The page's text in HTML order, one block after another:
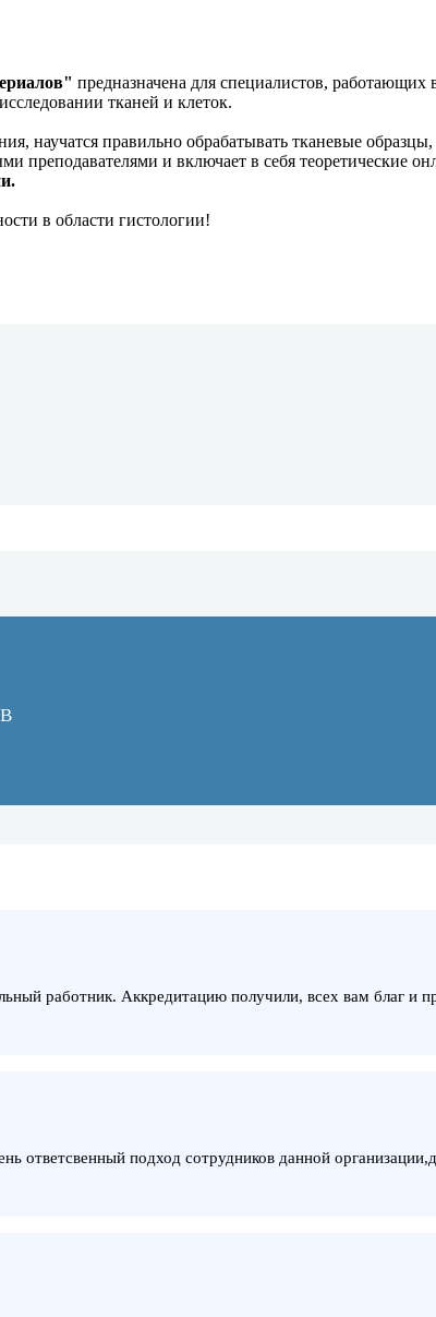
предназначена для специалистов,
тканей и клеток.
научатся правильно обрабатывать тканевые
преподавателями и включает в себя теоретические
в области гистологии!
работник. Аккредитацию получили, всех вам благ и
подход сотрудников данной